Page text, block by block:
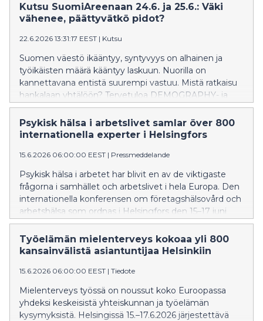
Kutsu SuomiAreenaan 24.6. ja 25.6.: Väki
vähenee, päättyvätkö pidot?
22.6.2026 13:31:17 EEST | Kutsu
Suomen väestö ikääntyy, syntyvyys on alhainen ja
työikäisten määrä kääntyy laskuun. Nuorilla on
kannettavana entistä suurempi vastuu. Mistä ratkaisu
hankalaan yhtälöön? Tervetuloa DEMOGRAPHY- ja
YOUNG-ohjelmien sekä Itlan tilaisuuksiin
SuomiAreenaan Poriin!
Psykisk hälsa i arbetslivet samlar över 800
internationella experter i Helsingfors
15.6.2026 06:00:00 EEST | Pressmeddelande
Psykisk hälsa i arbetet har blivit en av de viktigaste
frågorna i samhället och arbetslivet i hela Europa. Den
internationella konferensen om företagshälsovård och
arbetshälsa som ordnas i Helsingfors den 15–17 juni
2026 granskar aktuella fenomen i arbetslivet och deras
kopplingar till psykisk hälsa och välbefinnande i
arbetet.
Työelämän mielenterveys kokoaa yli 800
kansainvälistä asiantuntijaa Helsinkiin
15.6.2026 06:00:00 EEST | Tiedote
Mielenterveys työssä on noussut koko Euroopassa
yhdeksi keskeisistä yhteiskunnan ja työelämän
kysymyksistä. Helsingissä 15.–17.6.2026 järjestettävä